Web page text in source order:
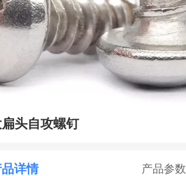
头自攻螺钉
详情 产品参数